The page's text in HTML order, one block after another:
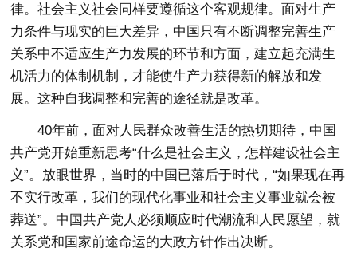
律。社会主义社会同样要遵循这个客观规律。面对生产
力条件与现实的巨大差异，中国只有不断调整完善生产
关系中不适应生产力发展的环节和方面，建立起充满生
机活力的体制机制，才能使生产力获得新的解放和发
展。这种自我调整和完善的途径就是改革。
40年前，面对人民群众改善生活的热切期待，中国
共产党开始重新思考“什么是社会主义，怎样建设社会主
义”。放眼世界，当时的中国已落后于时代，“如果现在再
不实行改革，我们的现代化事业和社会主义事业就会被
葬送”。中国共产党人必须顺应时代潮流和人民愿望，就
关系党和国家前途命运的大政方针作出决断。